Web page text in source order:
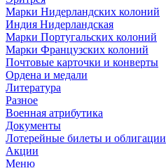
Марки Нидерландских колоний
Индия Нидерландская
Марки Португальских колоний
Марки Французских колоний
Почтовые карточки и конверты
Ордена и медали
Литература
Разное
Военная атрибутика
Документы
Лотерейные билеты и облигации
Акции
Меню